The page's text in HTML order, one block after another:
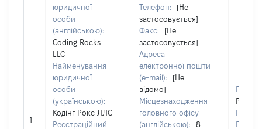
1
юридичної
особи
(англійською):
Coding Rocks
LLC
Найменування
юридичної
особи
(українською):
Кодінг Рокс ЛЛС
Реєстраційний
Телефон:
[Не
застосовується]
Факс:
[Не
застосовується]
Адреса
електронної пошти
(e-mail):
[Не
відомо]
Місцезнаходження
головного офісу
(англійською):
8
Рудик
По